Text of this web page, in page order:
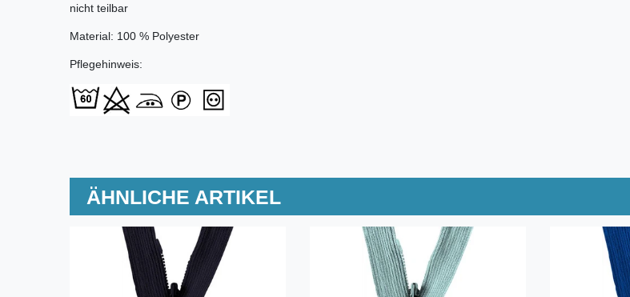
nicht teilbar
Material: 100 % Polyester
Pflegehinweis:
ÄHNLICHE ARTIKEL